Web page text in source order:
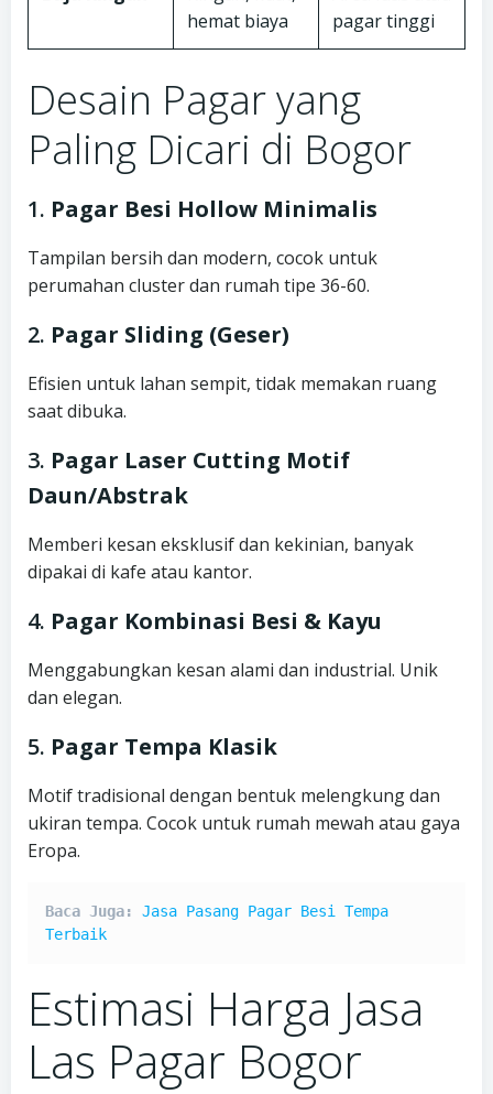
hemat biaya
pagar tinggi
Desain Pagar yang
Paling Dicari di Bogor
1. Pagar Besi Hollow Minimalis
Tampilan bersih dan modern, cocok untuk
perumahan cluster dan rumah tipe 36-60.
2. Pagar Sliding (Geser)
Efisien untuk lahan sempit, tidak memakan ruang
saat dibuka.
3. Pagar Laser Cutting Motif
Daun/Abstrak
Memberi kesan eksklusif dan kekinian, banyak
dipakai di kafe atau kantor.
4. Pagar Kombinasi Besi & Kayu
Menggabungkan kesan alami dan industrial. Unik
dan elegan.
5. Pagar Tempa Klasik
Motif tradisional dengan bentuk melengkung dan
ukiran tempa. Cocok untuk rumah mewah atau gaya
Eropa.
Baca Juga: Jasa Pasang Pagar Besi Tempa
Terbaik
Estimasi Harga Jasa
Las Pagar Bogor